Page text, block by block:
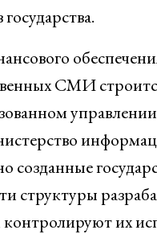
СМИ
созданные
структуры
их